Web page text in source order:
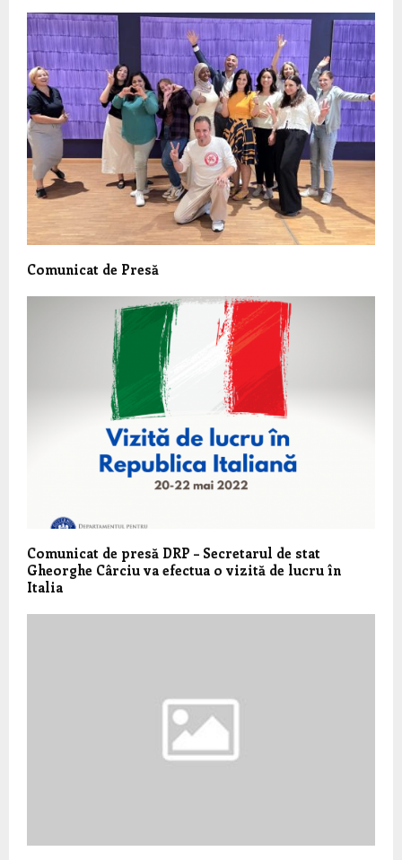
Comunicat de Presă
Comunicat de presă DRP – Secretarul de stat
Gheorghe Cârciu va efectua o vizită de lucru în
Italia